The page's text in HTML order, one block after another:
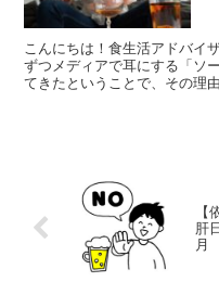
こんにちは！食生活アドバイザー
ずつメディアで耳にする「ソーバーキュ
てきたということで、その理
肝
月